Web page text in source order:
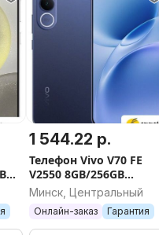
1 544.22 р.
Телефон Vivo V70 FE
V2550 8GB/256GB
международная версия
(синий)
Минск, Центральный
Онлайн-заказ Гарантия